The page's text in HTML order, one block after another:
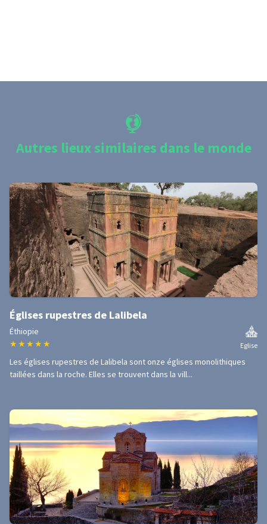
Autres lieux similaires dans le monde
Églises rupestres de Lalibela
Éthiopie
★ ★ ★ ★ ★ Eglise
Les églises rupestres de Lalibela sont onze églises monolithiques
taillées dans la roche. Elles se trouvent dans la vill...